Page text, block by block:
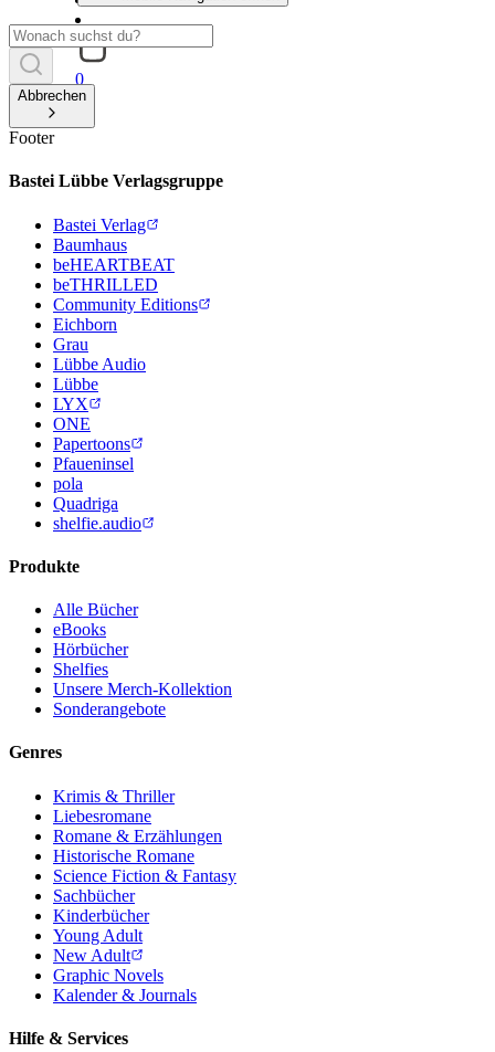
0
Abbrechen
Footer
Bastei Lübbe Verlagsgruppe
Bastei Verlag
Baumhaus
beHEARTBEAT
beTHRILLED
Community Editions
Eichborn
Grau
Lübbe Audio
Lübbe
LYX
ONE
Papertoons
Pfaueninsel
pola
Quadriga
shelfie.audio
Produkte
Alle Bücher
eBooks
Hörbücher
Shelfies
Unsere Merch-Kollektion
Sonderangebote
Genres
Krimis & Thriller
Liebesromane
Romane & Erzählungen
Historische Romane
Science Fiction & Fantasy
Sachbücher
Kinderbücher
Young Adult
New Adult
Graphic Novels
Kalender & Journals
Hilfe & Services